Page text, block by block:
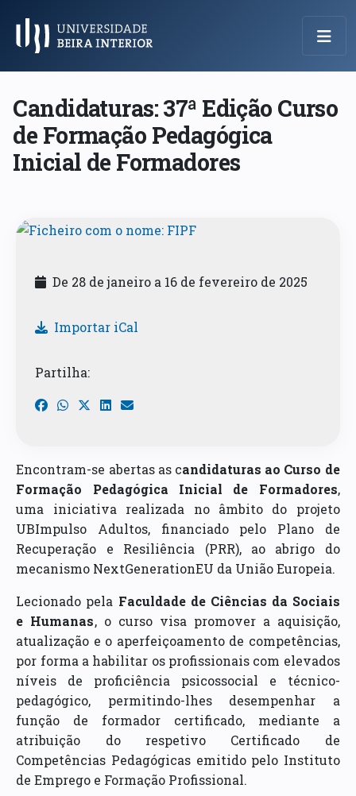
Menu Principal
Candidaturas: 37ª Edição Curso
de Formação Pedagógica
Inicial de Formadores
De 28 de janeiro a 16 de fevereiro de 2025
Importar iCal
Partilha:
Encontram-se abertas as candidaturas ao Curso de
Formação Pedagógica Inicial de Formadores,
uma iniciativa realizada no âmbito do projeto
UBImpulso Adultos, financiado pelo Plano de
Recuperação e Resiliência (PRR), ao abrigo do
mecanismo NextGenerationEU da União Europeia.
Lecionado pela Faculdade de Ciências da Sociais
e Humanas, o curso visa promover a aquisição,
atualização e o aperfeiçoamento de competências,
por forma a habilitar os profissionais com elevados
níveis de proficiência psicossocial e técnico-
pedagógico, permitindo-lhes desempenhar a
função de formador certificado, mediante a
atribuição do respetivo Certificado de
Competências Pedagógicas emitido pelo Instituto
de Emprego e Formação Profissional.